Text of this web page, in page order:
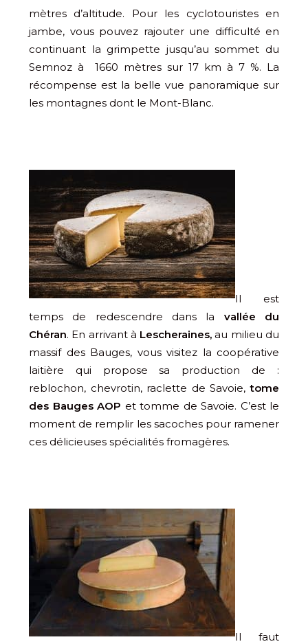
mètres d’altitude. Pour les cyclotouristes en
jambe, vous pouvez rajouter une difficulté en
continuant la grimpette jusqu’au sommet du
Semnoz à 1660 mètres sur 17 km à 7 %. La
récompense est la belle vue panoramique sur
les montagnes dont le Mont-Blanc.
Il est
temps de redescendre dans la vallée du
Chéran. En arrivant à Lescheraines,au milieu du
massif des Bauges, vous visitez la coopérative
laitière qui propose sa production de :
reblochon, chevrotin, raclette de Savoie,tome
des Bauges AOP et tomme de Savoie. C’est le
moment de remplir les sacoches pour ramener
ces délicieuses spécialités fromagères.
Il faut